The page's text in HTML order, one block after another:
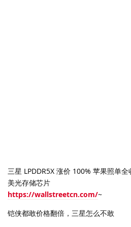
三星 LPDDR5X 涨价 100% 苹果照单
美光存储芯片
https://wallstreetcn.com/~
铠侠都敢价格翻倍，三星怎么不敢